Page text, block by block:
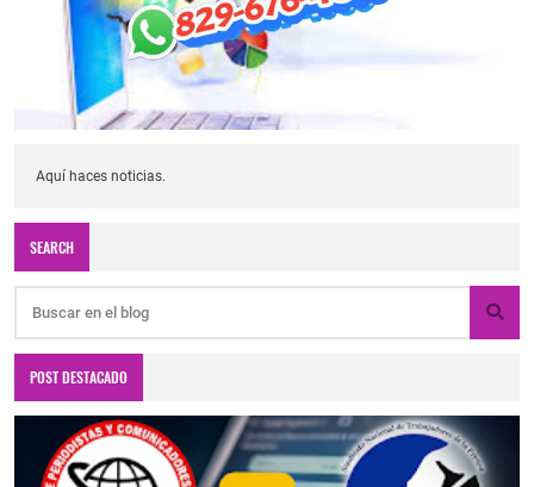
Aquí haces noticias.
SEARCH
POST DESTACADO